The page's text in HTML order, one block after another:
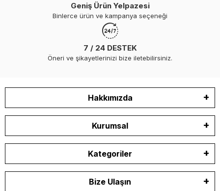
Geniş Ürün Yelpazesi
Binlerce ürün ve kampanya seçeneği
7 / 24 DESTEK
Öneri ve şikayetlerinizi bize iletebilirsiniz.
Hakkımızda
Kurumsal
Kategoriler
Bize Ulaşın